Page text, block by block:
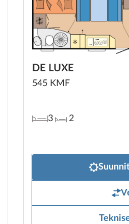
DE LUXE
545 KMF
3 2